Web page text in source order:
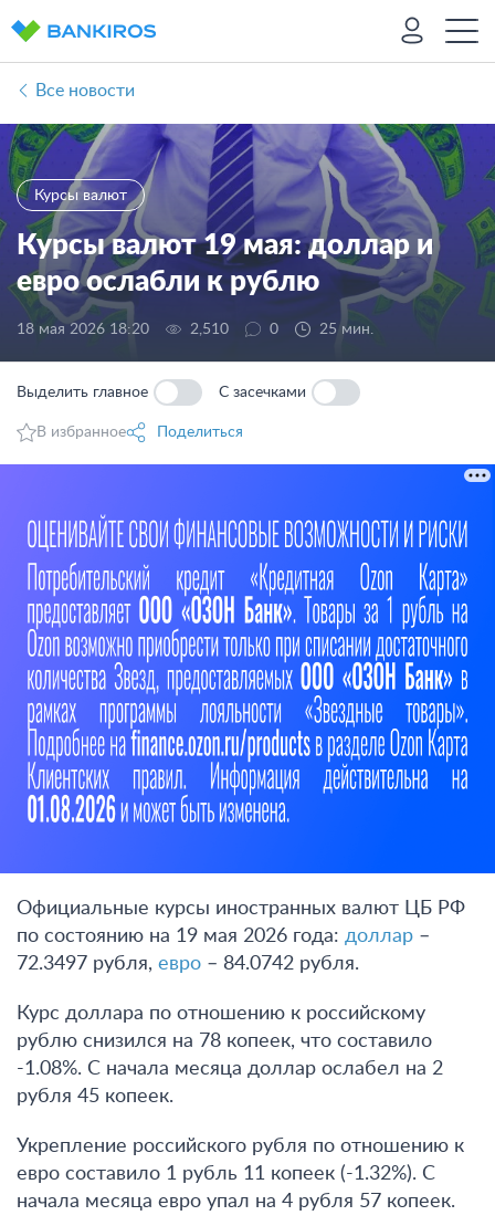
Все новости
Курсы валют
Курсы валют 19 мая: доллар и
евро ослабли к рублю
18 мая 2026 18:20 2,510 0 25 мин.
Выделить главное С засечками
В избранное Поделиться
Официальные курсы иностранных валют ЦБ РФ
по состоянию на 19 мая 2026 года: доллар –
72.3497 рубля, евро – 84.0742 рубля.
Курс доллара по отношению к российскому
рублю снизился на 78 копеек, что составило
-1.08%. С начала месяца доллар ослабел на 2
рубля 45 копеек.
Укрепление российского рубля по отношению к
евро составило 1 рубль 11 копеек (-1.32%). С
начала месяца евро упал на 4 рубля 57 копеек.